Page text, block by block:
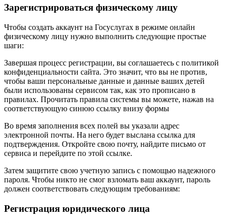
Зарегистрироваться физическому лицу
Чтобы создать аккаунт на Госуслугах в режиме онлайн
физическому лицу нужно выполнить следующие простые
шаги:
Завершая процесс регистрации, вы соглашаетесь с политикой
конфиденциальности сайта. Это значит, что вы не против,
чтобы ваши персональные данные и данные ваших детей
были использованы сервисом так, как это прописано в
правилах. Прочитать правила системы вы можете, нажав на
соответствующую синюю ссылку внизу формы
Во время заполнения всех полей вы указали адрес
электронной почты. На него будет выслана ссылка для
подтверждения. Откройте свою почту, найдите письмо от
сервиса и перейдите по этой ссылке.
Затем защитите свою учетную запись с помощью надежного
пароля. Чтобы никто не смог взломать ваш аккаунт, пароль
должен соответствовать следующим требованиям:
Регистрация юридического лица